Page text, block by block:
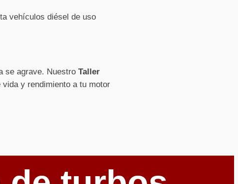
vehículos diésel de uso
se agrave. Nuestro Taller
y rendimiento a tu motor